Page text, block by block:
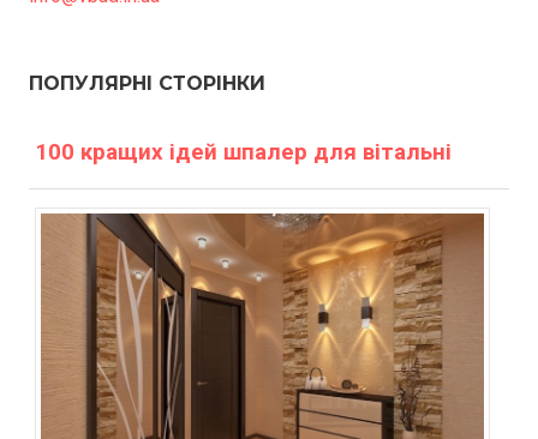
ПОПУЛЯРНІ СТОРІНКИ
100 кращих ідей шпалер для вітальні